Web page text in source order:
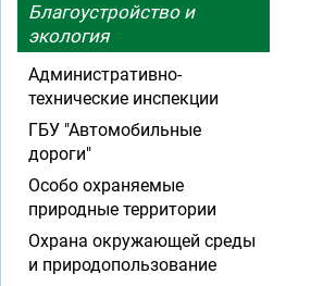
Благоустройство и
экология
Административно-
технические инспекции
ГБУ "Автомобильные
дороги"
Особо охраняемые
природные территории
Охрана окружающей среды
и природопользование